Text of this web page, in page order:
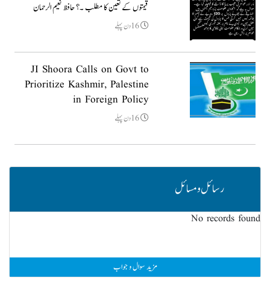
قیمتوں کے تعین کا مطلب ۔؟ حافظ نعیم الرحمان
16دن پہلے
JI Shoora Calls on Govt to
Prioritize Kashmir, Palestine
in Foreign Policy
16دن پہلے
رسائل و مسائل
No records found
مزید سوال و جواب